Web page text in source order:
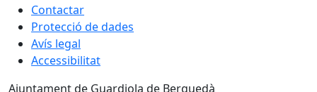
Contactar
Protecció de dades
Avís legal
Accessibilitat
Ajuntament de Guardiola de Berguedà